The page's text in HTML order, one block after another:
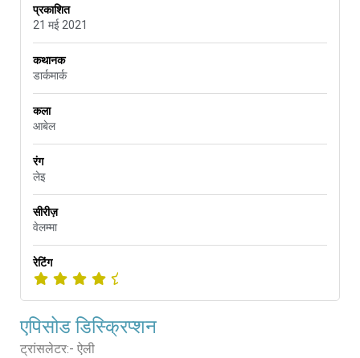
प्रकाशित
21 मई 2021
कथानक
डार्कमार्क
कला
आबेल
रंग
लेइ
सीरीज़
वेलम्मा
रेटिंग
एपिसोड डिस्क्रिप्शन
ट्रांसलेटर:- ऐली